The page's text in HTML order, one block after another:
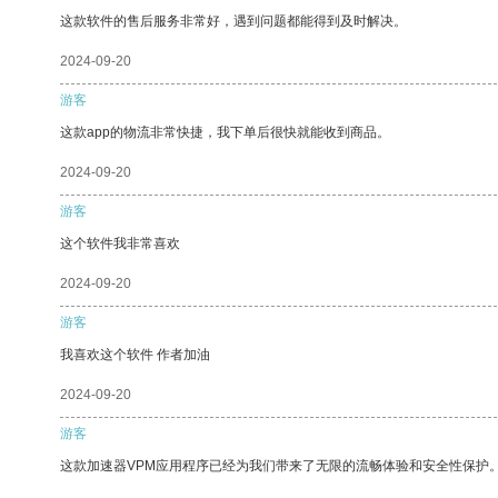
这款软件的售后服务非常好，遇到问题都能得到及时解决。
2024-09-20
游客
这款app的物流非常快捷，我下单后很快就能收到商品。
2024-09-20
游客
这个软件我非常喜欢
2024-09-20
游客
我喜欢这个软件 作者加油
2024-09-20
游客
这款加速器VPM应用程序已经为我们带来了无限的流畅体验和安全性保护